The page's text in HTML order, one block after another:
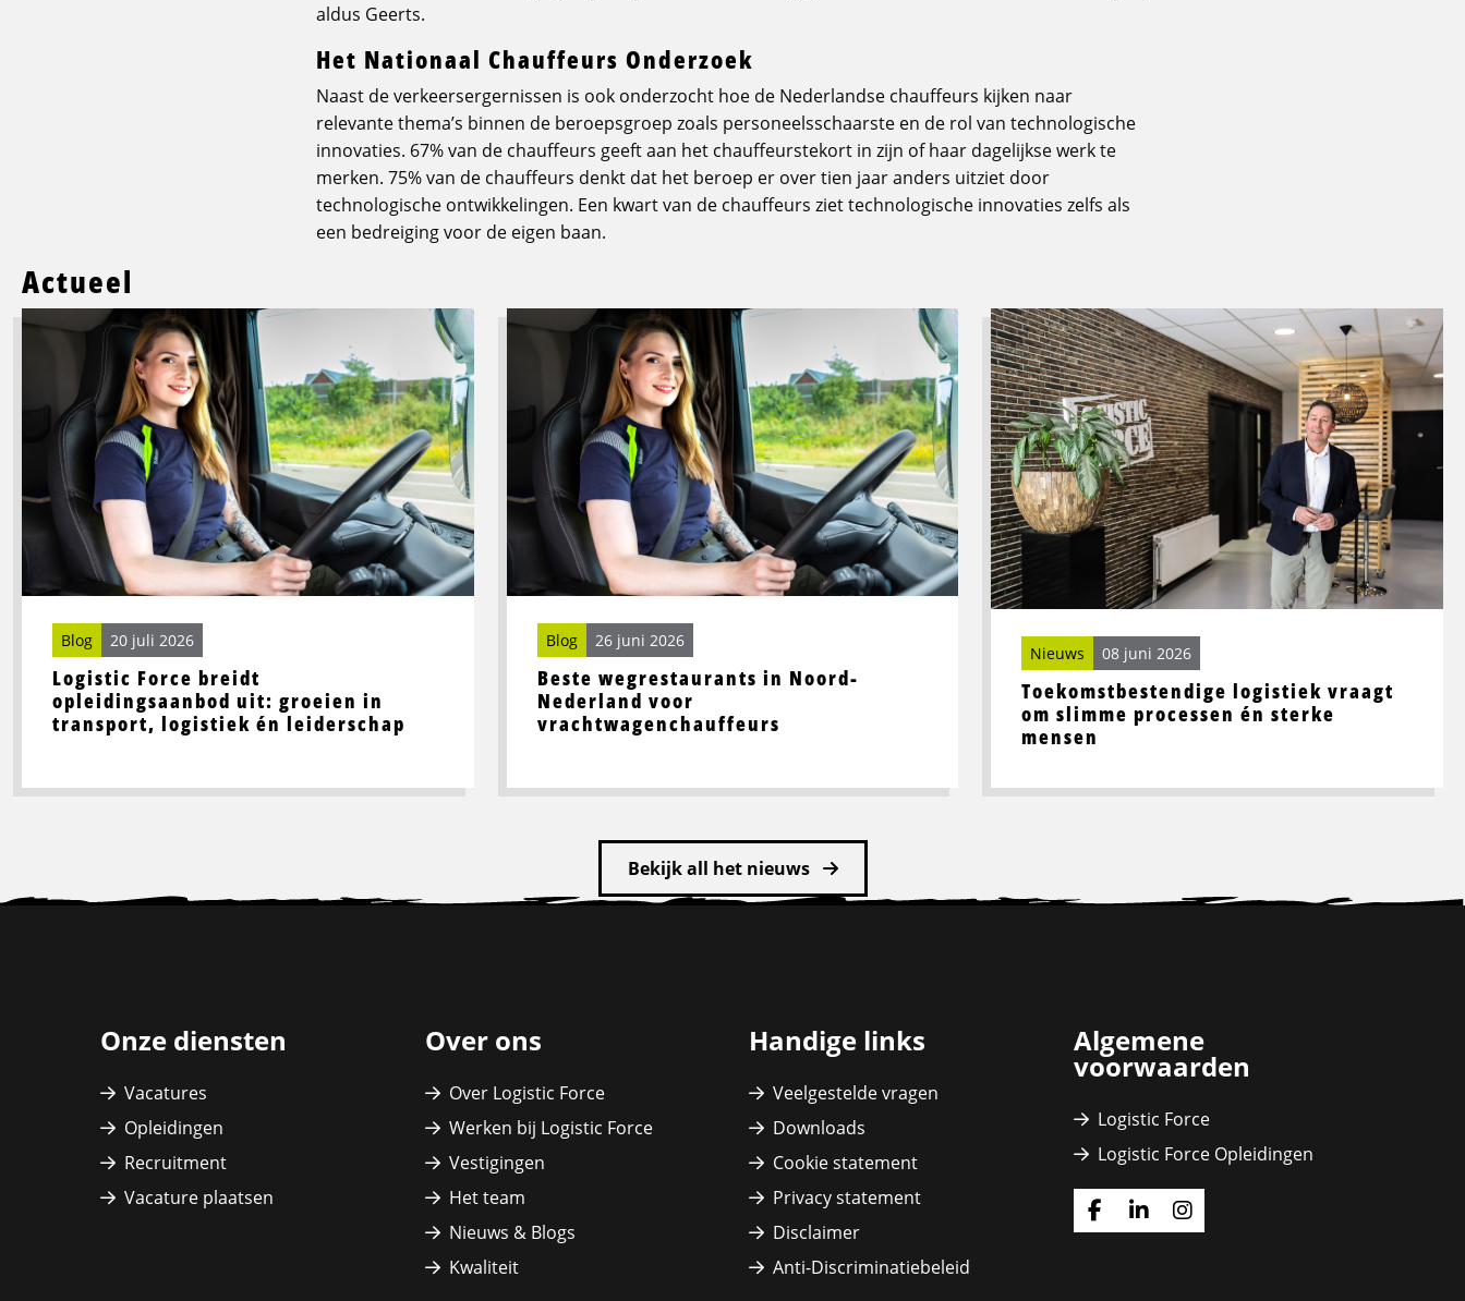
aldus Geerts.
Het Nationaal Chauffeurs Onderzoek
Naast de verkeersergernissen is ook onderzocht hoe de Nederlandse chauffeurs kijken naar
relevante thema’s binnen de beroepsgroep zoals personeelsschaarste en de rol van technologische
innovaties. 67% van de chauffeurs geeft aan het chauffeurstekort in zijn of haar dagelijkse werk te
merken. 75% van de chauffeurs denkt dat het beroep er over tien jaar anders uitziet door
technologische ontwikkelingen. Een kwart van de chauffeurs ziet technologische innovaties zelfs als
een bedreiging voor de eigen baan.
Actueel
Logistic Force breidt
opleidingsaanbod uit: groeien in
transport, logistiek én leiderschap
Blog 20 juli 2026
Lees
Logistic
Force
breidt
opleidingsaanbod
uit:
groeien
in
transport,
leiderschap
Beste wegrestaurants in Noord-
Nederland voor
vrachtwagenchauffeurs
Blog 26 juni 2026
Lees
wegrestaurants
Noord-
Nederland
voor
vrachtwagenchauffeurs
Toekomstbestendige logistiek vraagt
om slimme processen én sterke
mensen
Nieuws 08 juni 2026
Lees
meer
over
Toekomstbestendige
logistiek
vraagt
om
slimme
processen
én
sterke
mensen
Bekijk all het nieuws
Onze diensten
Vacatures
Opleidingen
Recruitment
Vacature plaatsen
Over ons
Over Logistic Force
Werken bij Logistic Force
Vestigingen
Het team
Nieuws & Blogs
Kwaliteit
Handige links
Veelgestelde vragen
Downloads
Cookie statement
Privacy statement
Disclaimer
Anti-Discriminatiebeleid
Algemene
voorwaarden
Logistic Force
Logistic Force Opleidingen
Ga
Ga
Ga